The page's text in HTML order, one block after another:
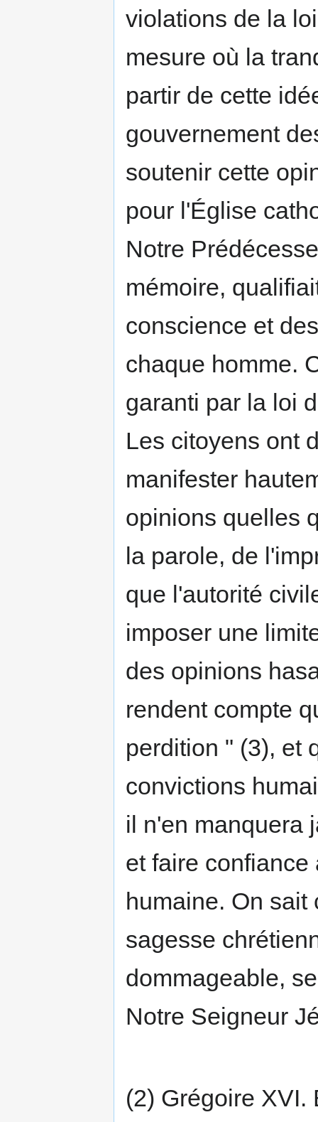
violations de la
mesure où la
partir de cette
gouvernement
soutenir cette
pour l'Église
Notre
mémoire,
conscience et
chaque homme.
garanti par la loi
Les citoyens ont
manifester
opinions quelles
la parole, de
que l'autorité
imposer une
des opinions
rendent compte
perdition " (3), et
convictions
il n'en manquera
et faire
humaine. On sait
sagesse
dommageable,
Notre Seigneur
(2) Grégoire XVI.